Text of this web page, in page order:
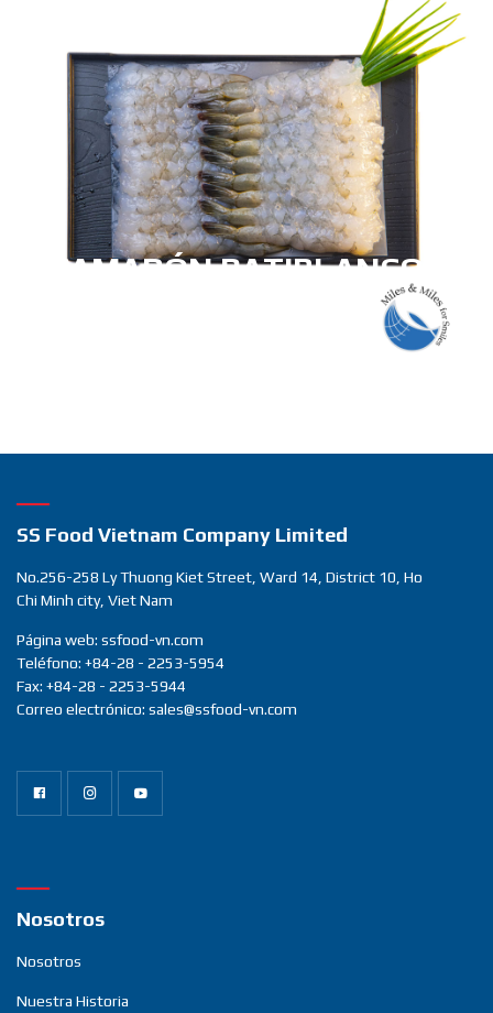
CAMARÓN PATIBLANCO
SS Food Vietnam Company Limited
No.256-258 Ly Thuong Kiet Street, Ward 14, District 10, Ho
Chi Minh city, Viet Nam
Página web: ssfood-vn.com
Teléfono: +84-28 - 2253-5954
Fax: +84-28 - 2253-5944
Correo electrónico: sales@ssfood-vn.com
Nosotros
Nosotros
Nuestra Historia